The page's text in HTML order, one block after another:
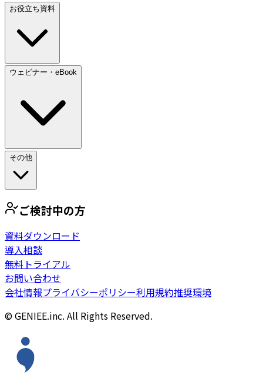
お役立ち資料
ウェビナー・eBook
その他
ご検討中の方
資料ダウンロード
導入相談
無料トライアル
お問い合わせ
会社情報プライバシーポリシー利用規約推奨環境
© GENIEE.inc. All Rights Reserved.